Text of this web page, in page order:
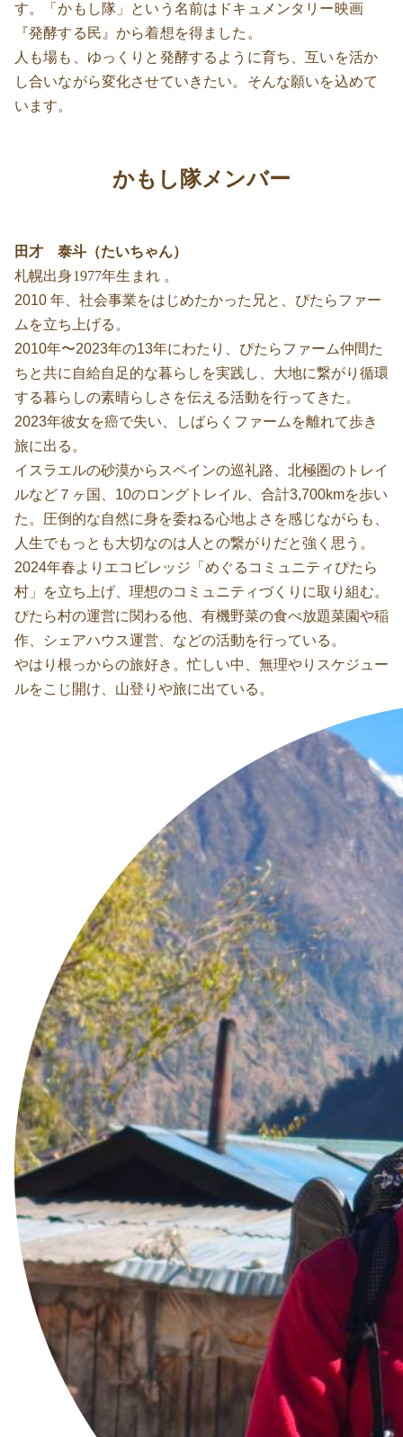
す。「かもし隊」という名前はドキュメンタリー映画
『発酵する民』から着想を得ました。
人も場も、ゆっくりと発酵するように育ち、互いを活か
し合いながら変化させていきたい。そんな願いを込めて
います。
かもし隊メンバー
田才 泰斗（たいちゃん）
札幌出身1977年生まれ 。
2010 年、社会事業をはじめたかった兄と、ぴたらファー
ムを立ち上げる。
2010年〜2023年の13年にわたり、ぴたらファーム仲間た
ちと共に自給自足的な暮らしを実践し、大地に繋がり循環
する暮らしの素晴らしさを伝える活動を行ってきた。
2023年彼女を癌で失い、しばらくファームを離れて歩き
旅に出る。
イスラエルの砂漠からスペインの巡礼路、北極圏のトレイ
ルなど７ヶ国、10のロングトレイル、合計3,700kmを歩い
た。圧倒的な自然に身を委ねる心地よさを感じながらも、
人生でもっとも大切なのは人との繋がりだと強く思う。
2024年春よりエコビレッジ「めぐるコミュニティぴたら
村」を立ち上げ、理想のコミュニティづくりに取り組む。
ぴたら村の運営に関わる他、有機野菜の食べ放題菜園や稲
作、シェアハウス運営、などの活動を行っている。
やはり根っからの旅好き。忙しい中、無理やりスケジュー
ルをこじ開け、山登りや旅に出ている。